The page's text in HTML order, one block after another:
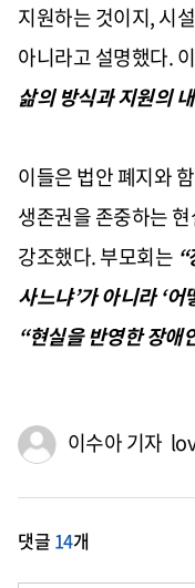
지원하는 것이지, 시
아니라고 설명했다.
삶의 방식과 지원의
이들은 법안 폐지와
생존권을 존중하는
강조했다. 부모회는
사느냐’가 아니라 ‘
“현실을 반영한 장애
이수아 기자
댓글 14개